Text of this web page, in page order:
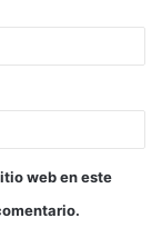
web en este